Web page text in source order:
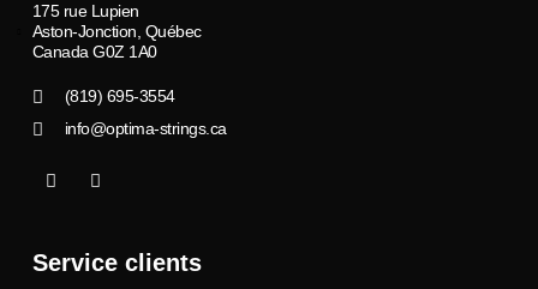
175 rue Lupien
Aston-Jonction, Québec
Canada G0Z 1A0
(819) 695-3554
info@optima-strings.ca
I
c
f
I
n
g
Service clients